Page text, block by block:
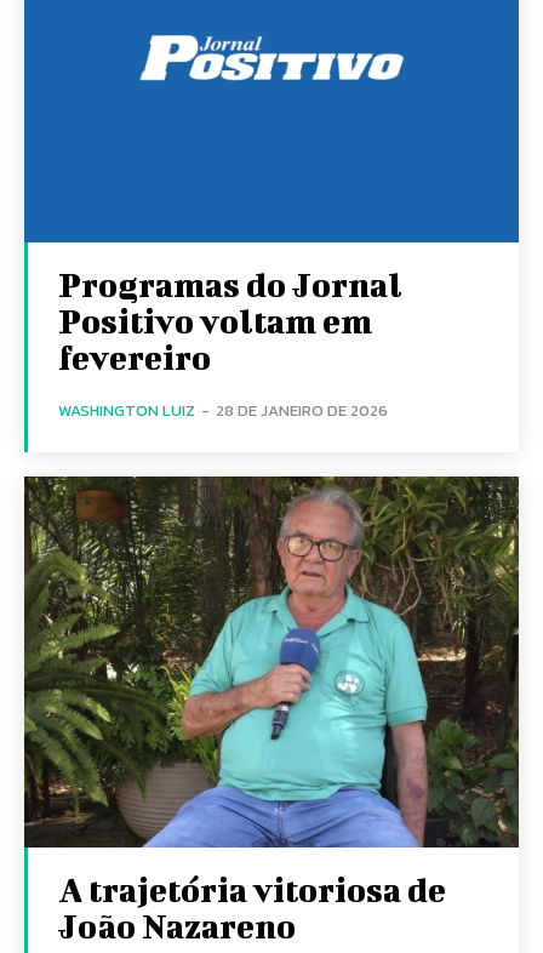
Programas do Jornal
Positivo voltam em
fevereiro
WASHINGTON LUIZ - 28 DE JANEIRO DE 2026
A trajetória vitoriosa de
João Nazareno